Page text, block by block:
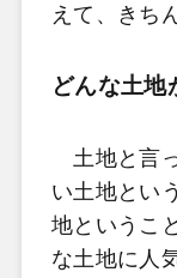
えて、きち
どんな土地
土地と言
い土地とい
地というこ
な土地に人